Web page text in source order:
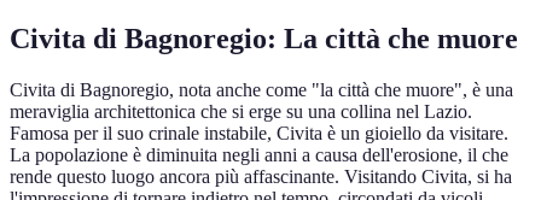
Civita di Bagnoregio: La città che muore
Civita di Bagnoregio, nota anche come "la città che muore", è una
meraviglia architettonica che si erge su una collina nel Lazio.
Famosa per il suo crinale instabile, Civita è un gioiello da visitare.
La popolazione è diminuita negli anni a causa dell'erosione, il che
rende questo luogo ancora più affascinante. Visitando Civita, si ha